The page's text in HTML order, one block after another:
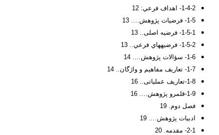
1-4-2- اهداف فرعي: 12
1-5- فرضیات پژوهش…. 13
1-5-1- فرضیه اصلی.. 13
1-5-2- فرضيههاي فرعي.. 13
1-6- سؤالات پژوهش…. 14
1-7- تعاریف مفاهیم و واژگان.. 14
1-8-تعاریف عملیاتی.. 16
1-9-قلمرو پژوهش…. 16
فصل دوم. 19
ادبیات پژوهش…. 19
2-1- مقدمه. 20